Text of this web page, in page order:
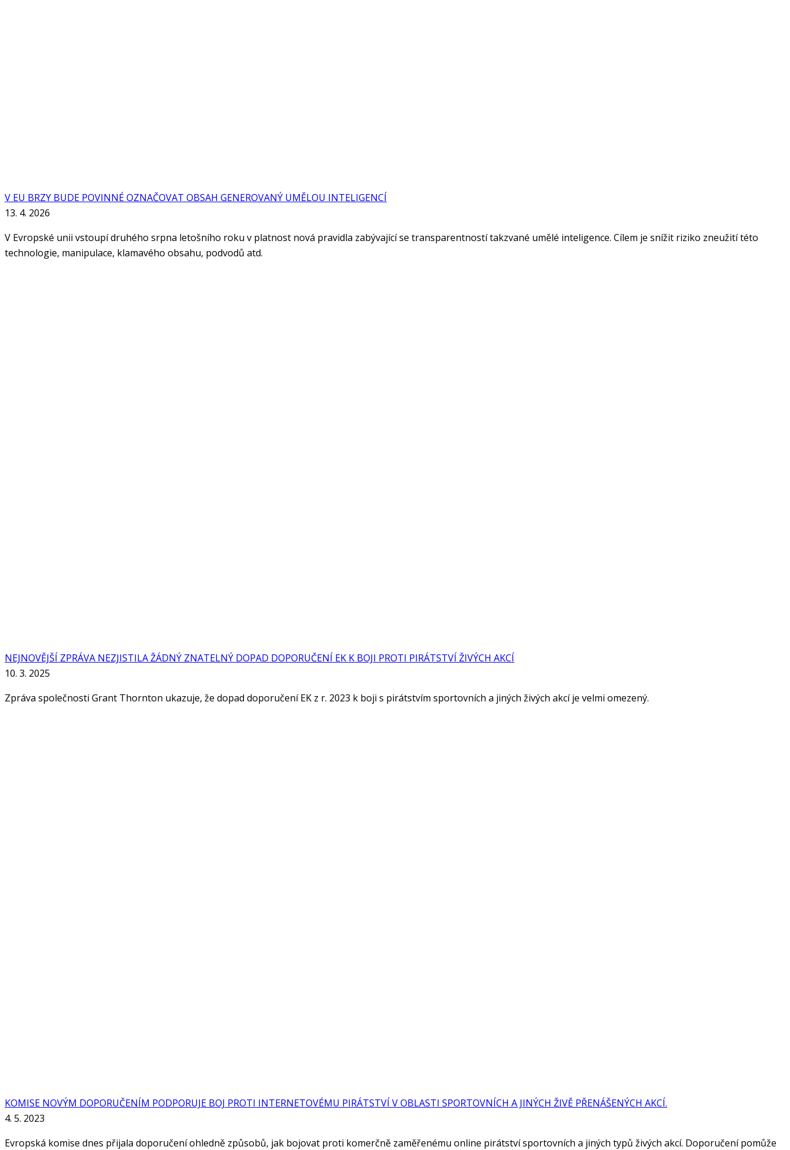
V EU BRZY BUDE POVINNÉ OZNAČOVAT OBSAH GENEROVANÝ UMĚLOU INTELIGENCÍ
13. 4. 2026
V Evropské unii vstoupí druhého srpna letošního roku v platnost nová pravidla zabývající se transparentností takzvané umělé inteligence. Cílem je snížit riziko zneužití této
technologie, manipulace, klamavého obsahu, podvodů atd.
NEJNOVĚJŠÍ ZPRÁVA NEZJISTILA ŽÁDNÝ ZNATELNÝ DOPAD DOPORUČENÍ EK K BOJI PROTI PIRÁTSTVÍ ŽIVÝCH AKCÍ
10. 3. 2025
Zpráva společnosti Grant Thornton ukazuje, že dopad doporučení EK z r. 2023 k boji s pirátstvím sportovních a jiných živých akcí je velmi omezený.
KOMISE NOVÝM DOPORUČENÍM PODPORUJE BOJ PROTI INTERNETOVÉMU PIRÁTSTVÍ V OBLASTI SPORTOVNÍCH A JINÝCH ŽIVĚ PŘENÁŠENÝCH AKCÍ.
4. 5. 2023
Evropská komise dnes přijala doporučení ohledně způsobů, jak bojovat proti komerčně zaměřenému online pirátství sportovních a jiných typů živých akcí. Doporučení pomůže